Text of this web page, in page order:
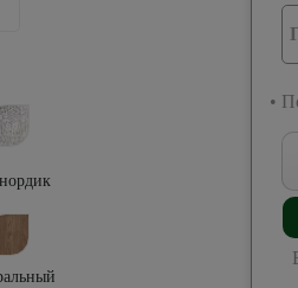
•